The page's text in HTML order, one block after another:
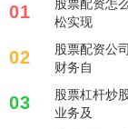
01
松实现
02
股票配资公
财务自
03
股票杠杆炒
业务及